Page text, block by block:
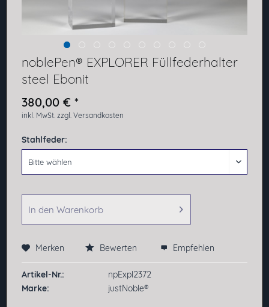
noblePen® EXPLORER Füllfederhalter
steel Ebonit
380,00 € *
inkl. MwSt. zzgl. Versandkosten
Stahlfeder:
In den Warenkorb
Preis anfragen
Merken Bewerten Empfehlen
Artikel-Nr.:
npExpl2372
Marke:
justNoble®